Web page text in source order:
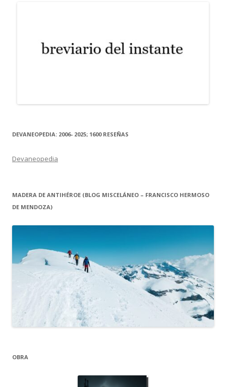
DEVANEOPEDIA: 2006- 2025; 1600 RESEÑAS
Devaneopedia
MADERA DE ANTIHÉROE (BLOG MISCELÁNEO – FRANCISCO HERMOSO
DE MENDOZA)
OBRA